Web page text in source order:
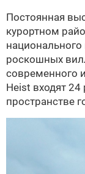
Постоянная
курортном
роскошных
современного
Heist входят
пространстве